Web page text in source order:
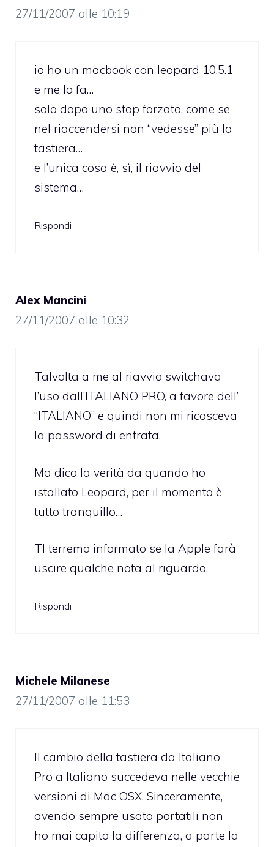
27/11/2007 alle 10:19
io ho un macbook con leopard 10.5.1
e me lo fa…
solo dopo uno stop forzato, come se
nel riaccendersi non “vedesse” più la
tastiera…
e l’unica cosa è, sì, il riavvio del
sistema…
Rispondi
Alex Mancini
27/11/2007 alle 10:32
Talvolta a me al riavvio switchava
l’uso dall’ITALIANO PRO, a favore dell’
“ITALIANO” e quindi non mi ricosceva
la password di entrata.
Ma dico la verità da quando ho
istallato Leopard, per il momento è
tutto tranquillo…
TI terremo informato se la Apple farà
uscire qualche nota al riguardo.
Rispondi
Michele Milanese
27/11/2007 alle 11:53
Il cambio della tastiera da Italiano
Pro a Italiano succedeva nelle vecchie
versioni di Mac OSX. Sinceramente,
avendo sempre usato portatili non
ho mai capito la differenza, a parte la